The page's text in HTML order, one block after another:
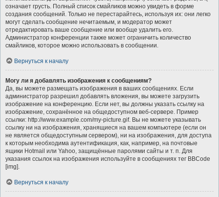
означает грусть. Полный список смайликов можно увидеть в форме
создания сообщений. Только не перестарайтесь, используя их: они легко
могут сделать сообщение нечитаемым, и модератор может
отредактировать ваше сообщение или вообще удалить его.
Администратор конференции также может ограничить количество
смайликов, которое можно использовать в сообщении.
Вернуться к началу
Могу ли я добавлять изображения к сообщениям?
Да, вы можете размещать изображения в ваших сообщениях. Если
администратор разрешил добавлять вложения, вы можете загрузить
изображение на конференцию. Если нет, вы должны указать ссылку на
изображение, сохранённое на общедоступном веб-сервере. Пример
ссылки: http://www.example.com/my-picture.gif. Вы не можете указывать
ссылку ни на изображения, хранящиеся на вашем компьютере (если он
не является общедоступным сервером), ни на изображения, для доступа
к которым необходима аутентификация, как, например, на почтовые
ящики Hotmail или Yahoo, защищённые паролями сайты и т. п. Для
указания ссылок на изображения используйте в сообщениях тег BBCode
[img].
Вернуться к началу